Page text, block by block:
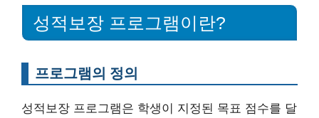
성적보장 프로그램이란?
프로그램의 정의
성적보장 프로그램은 학생이 지정된 목표 점수를 달